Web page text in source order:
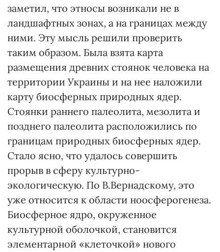
заметил, что этносы возникали не в
ландшафтных зонах, а на границах между
ними. Эту мысль решили проверить
таким образом. Была взята карта
размещения древних стоянок человека на
территории Украины и на нее наложили
карту биосферных природных ядер.
Стоянки раннего палеолита, мезолита и
позднего палеолита расположились по
границам природных биосферных ядер.
Стало ясно, что удалось совершить
прорыв в сферу культурно-
экологическую. По В.Вернадскому, это
уже относится к области ноосферогенеза.
Биосферное ядро, окруженное
культурной оболочкой, становится
элементарной «клеточкой» нового